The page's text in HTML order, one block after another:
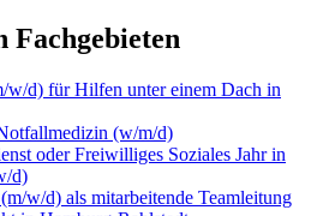
Fachgebieten
w/d) für Hilfen unter einem Dach in
(w/m/d)
oder Freiwilliges Soziales Jahr in
d)
w/d) als mitarbeitende Teamleitung